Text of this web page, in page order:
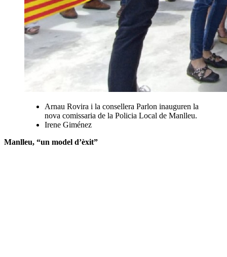
Arnau Rovira i la consellera Parlon inauguren la
nova comissaria de la Policia Local de Manlleu.
Irene Giménez
Manlleu, “un model d’èxit”